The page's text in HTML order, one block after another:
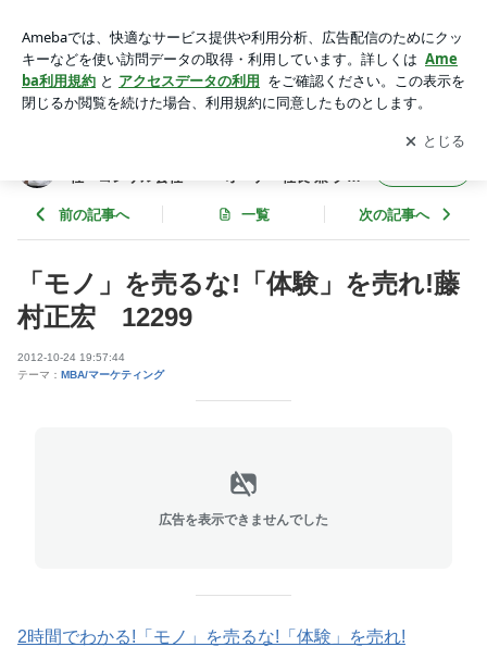
冊×今年22年目 武道場主 兼 投資会社・コンサル会社
オーナー社長 兼 グロービス経営大学院准教授による読書日記
アプリをダウンロードして ブログの更新通知
を受け取りまし
ょう。
開く
社・コンサル会社 オーナー社長 兼 グロ
前の記事へ 一覧 次の記事へ
「モノ」を売るな!「体験」を売れ!藤
村正宏 12299
2012-10-24 19:57:44
テーマ： MBA/マーケティング
広告を表示できませんでした
2時間でわかる!「モノ」を売るな!「体験」を売れ!